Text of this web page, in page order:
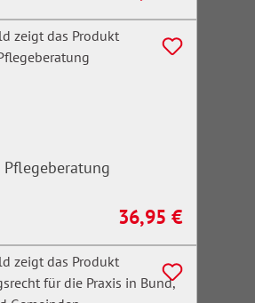
Regulärer Preis:
36,95 €